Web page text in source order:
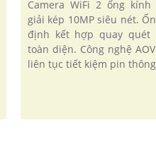
Camera WiFi 2 ống
giải kép 10MP siêu nét.
định kết hợp quay quét
toàn diện. Công nghệ
liên tục tiết kiệm pin